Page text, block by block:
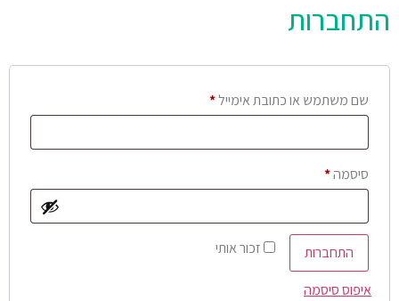
התחברות
שם משתמש או כתובת אימייל*
סיסמה*
זכור אותי
התחברות
איפוס סיסמה